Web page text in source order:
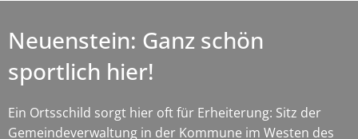
Neuenstein: Ganz schön
sportlich hier!
Ein Ortsschild sorgt hier oft für Erheiterung: Sitz der
Gemeindeverwaltung in der Kommune im Westen des